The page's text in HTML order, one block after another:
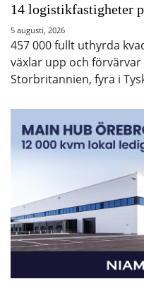
14 logistikfastigheter
5 augusti, 2026
457 000 fullt uthyrda
växlar upp och
Storbritannien, fyra i